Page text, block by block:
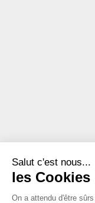
Salut c'est nous...
les Cookies
On a attendu d'être